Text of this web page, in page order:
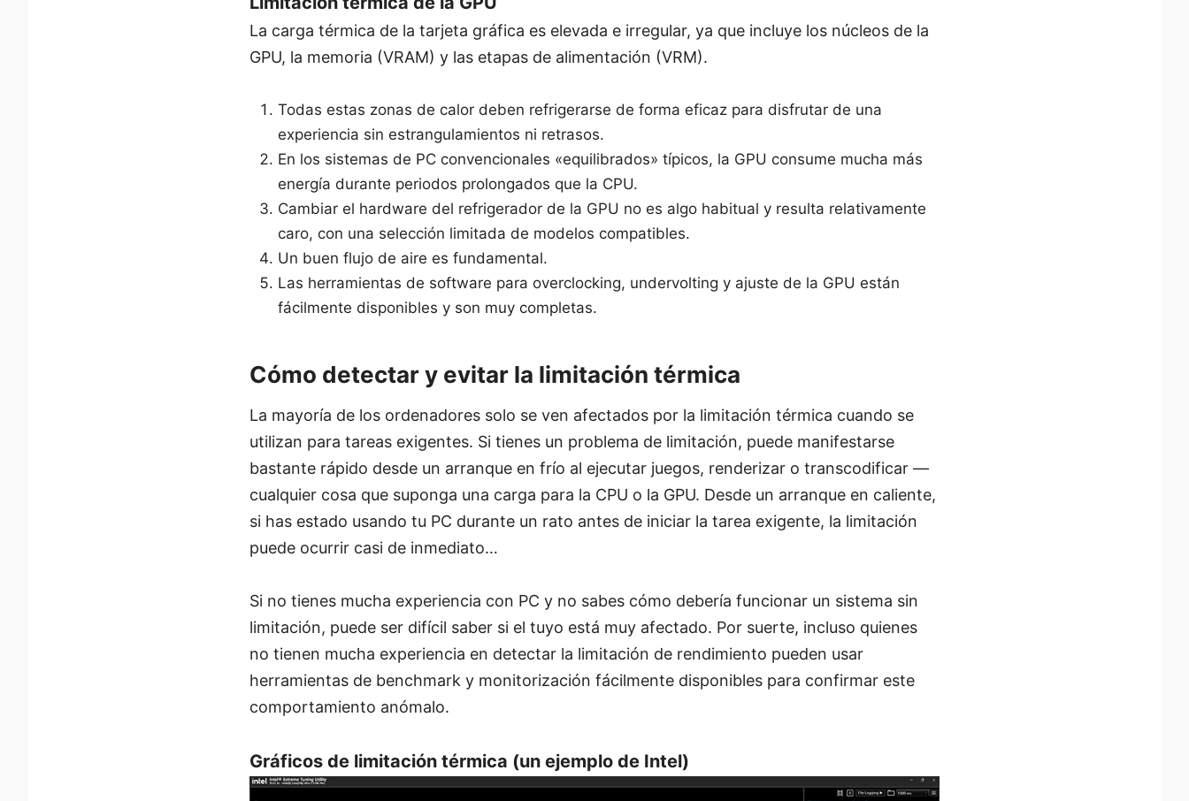
La carga térmica de la tarjeta gráfica es elevada e irregular, ya que incluye los núcleos de la
GPU, la memoria (VRAM) y las etapas de alimentación (VRM).
Todas estas zonas de calor deben refrigerarse de forma eficaz para disfrutar de una
experiencia sin estrangulamientos ni retrasos.
En los sistemas de PC convencionales «equilibrados» típicos, la GPU consume mucha más
energía durante periodos prolongados que la CPU.
Cambiar el hardware del refrigerador de la GPU no es algo habitual y resulta relativamente
caro, con una selección limitada de modelos compatibles.
Un buen flujo de aire es fundamental.
Las herramientas de software para overclocking, undervolting y ajuste de la GPU están
fácilmente disponibles y son muy completas.
Cómo detectar y evitar la limitación térmica
La mayoría de los ordenadores solo se ven afectados por la limitación térmica cuando se
utilizan para tareas exigentes. Si tienes un problema de limitación, puede manifestarse
bastante rápido desde un arranque en frío al ejecutar juegos, renderizar o transcodificar —
cualquier cosa que suponga una carga para la CPU o la GPU. Desde un arranque en caliente,
si has estado usando tu PC durante un rato antes de iniciar la tarea exigente, la limitación
puede ocurrir casi de inmediato…
Si no tienes mucha experiencia con PC y no sabes cómo debería funcionar un sistema sin
limitación, puede ser difícil saber si el tuyo está muy afectado. Por suerte, incluso quienes
no tienen mucha experiencia en detectar la limitación de rendimiento pueden usar
herramientas de benchmark y monitorización fácilmente disponibles para confirmar este
comportamiento anómalo.
Gráficos de limitación térmica (un ejemplo de Intel)